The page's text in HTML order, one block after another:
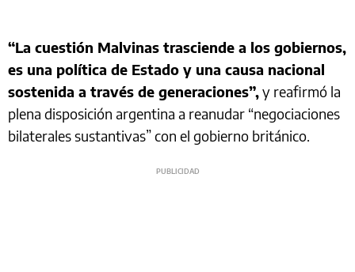
“La cuestión Malvinas trasciende a los gobiernos,
es una política de Estado y una causa nacional
sostenida a través de generaciones”,y reafirmó la
plena disposición argentina a reanudar “negociaciones
bilaterales sustantivas” con el gobierno británico.